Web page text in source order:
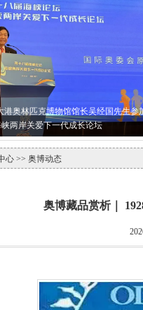
港奥林匹克博物馆馆长吴经国先生参
峡两岸关爱下一代成长论坛
心 >> 奥博动态
奥博藏品赏析｜